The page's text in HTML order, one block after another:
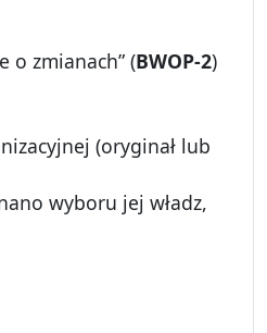
o zmianach” (BWOP-2)
(oryginał lub
wyboru jej władz,